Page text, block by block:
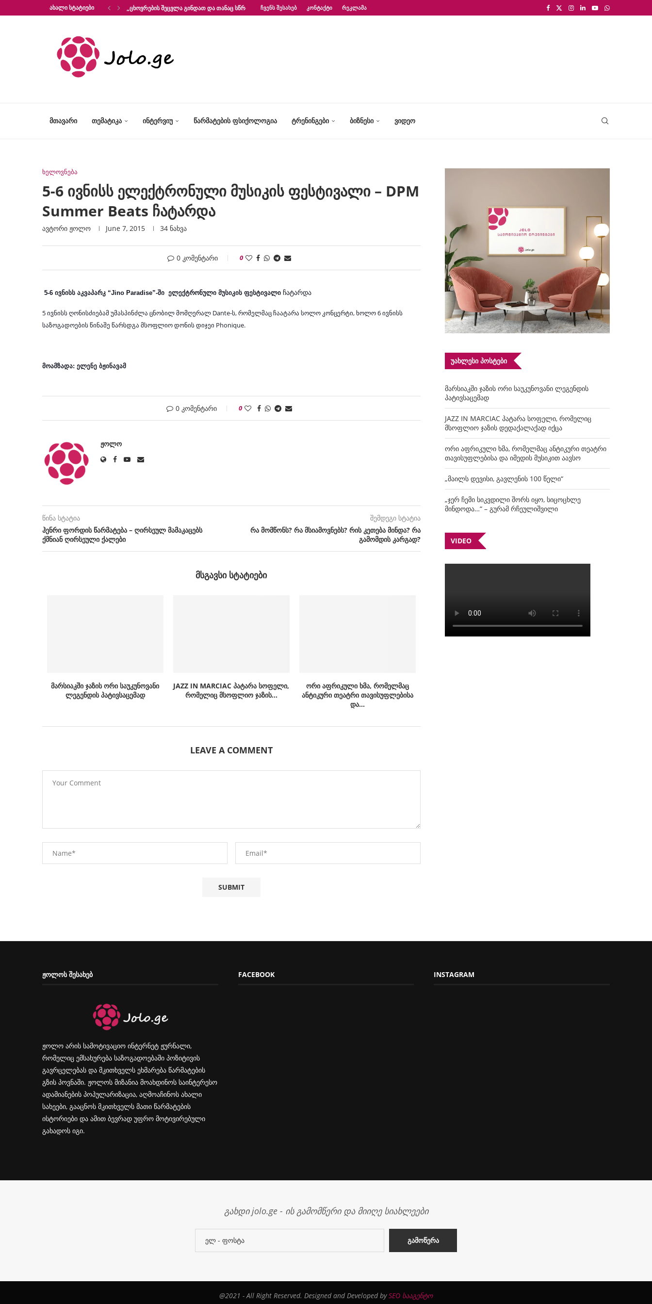
ᲐᲮᲐᲚᲘ ᲡᲢᲐᲢᲘᲔᲑᲘ „ᲪᲮᲝᲕᲠᲔᲑᲘᲡ ᲨᲔᲪᲕᲚᲐ ᲒᲘᲜᲓᲐᲗ ᲓᲐ ᲗᲐᲜᲐᲪ ᲡᲬᲠᲐᲤᲐᲓ?“ – ᲤᲡᲘᲥᲝᲚᲝᲒᲘᲡ...
ᲩᲕᲔᲜᲡ ᲨᲔᲡᲐᲮᲔᲑ ᲙᲝᲜᲢᲐᲥᲢᲘ ᲠᲔᲙᲚᲐᲛᲐ
ᲛᲗᲐᲕᲐᲠᲘ ᲗᲔᲛᲐᲢᲘᲙᲐ ᲘᲜᲢᲔᲠᲕᲘᲣ ᲬᲐᲠᲛᲐᲢᲔᲑᲘᲡ ᲤᲡᲘᲥᲝᲚᲝᲒᲘᲐ ᲢᲠᲔᲜᲘᲜᲒᲔᲑᲘ ᲑᲘᲖᲜᲔᲡᲘ ᲕᲘᲓᲔᲝ
ხელოვნება
5-6 ივნისს ელექტრონული მუსიკის ფესტივალი – DPM
Summer Beats ჩატარდა
ავტორი Ჟოლო June 7, 2015 34 ნახვა
0 კომენტარი 0
5-6 ივნისს აკვაპარკ “Jino Paradise”-ში  ელექტრონული მუსიკის ფესტივალი ჩატარდა
5 ივნისს ღონისძიებამ უმასპინძლა ცნობილ მომღერალ Dante-ს, რომელმაც ჩაატარა სოლო კონცერტი, ხოლო 6 ივნისს
საზოგადოების წინაშე წარსდგა მსოფლიო დონის დიჯეი Phonique.
მოამზადა: ელენე ბჟინავამ
0 კომენტარი 0
ᲟᲝᲚᲝ
წინა სტატია
ჰენრი ფორდის წარმატება – ღირსეულ მამაკაცებს
ქმნიან ღირსეული ქალები
შემდეგი სტატია
რა მომწონს? რა მსიამოვნებს? რის კეთება მინდა? რა
გამომდის კარგად?
ᲛᲡᲒᲐᲕᲡᲘ ᲡᲢᲐᲢᲘᲔᲑᲘ
მარსიაკში ჯაზის ორი საუკუნოვანი
ლეგენდის პატივსაცემად
JAZZ IN MARCIAC პატარა სოფელი,
რომელიც მსოფლიო ჯაზის...
ორი აფრიკული ხმა, რომელმაც
ანტიკური თეატრი თავისუფლებისა
და...
LEAVE A COMMENT
ᲣᲐᲮᲚᲔᲡᲘ ᲞᲝᲡᲢᲔᲑᲘ
მარსიაკში ჯაზის ორი საუკუნოვანი ლეგენდის
პატივსაცემად
JAZZ IN MARCIAC პატარა სოფელი, რომელიც
მსოფლიო ჯაზის დედაქალაქად იქცა
ორი აფრიკული ხმა, რომელმაც ანტიკური თეატრი
თავისუფლებისა და იმედის მუსიკით აავსო
„მაილს დევისი, გავლენის 100 წელი“
„ჯერ ჩემი სიკვდილი შორს იყო, სიცოცხლე
მინდოდა…“ – გურამ რჩეულიშვილი
VIDEO
ᲟᲝᲚᲝᲡ ᲨᲔᲡᲐᲮᲔᲑ
ჟოლო არის სამოტივაციო ინტერნეტ ჟურნალი,
რომელიც ემსახურება საზოგადოებაში პოზიტივის
გავრცელებას და მკითხველს ეხმარება წარმატების
გზის პოვნაში. ჟოლოს მიზანია მოახდინოს საინტერესო
ადამიანების პოპულარიზაცია, აღმოაჩინოს ახალი
სახეები, გააცნოს მკითხველს მათი წარმატების
ისტორიები და ამით ბევრად უფრო მოტივირებული
გახადოს იგი.
FACEBOOK INSTAGRAM
გახდი jolo.ge - ის გამომწერი და მიიღე სიახლეები
@2021 - All Right Reserved. Designed and Developed bySEO სააგენტო